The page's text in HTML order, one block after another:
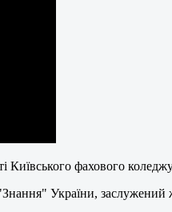
Київського фахового
України,